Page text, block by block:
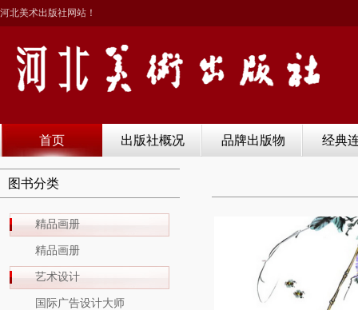
河北美术出版社网站！
首页 出版社概况 品牌出版物 经典
图书分类
精品画册
精品画册
艺术设计
国际广告设计大师